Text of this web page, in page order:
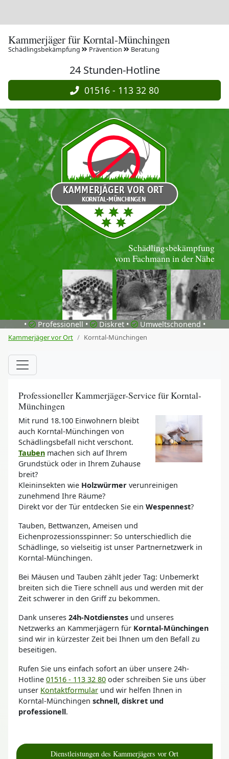
Kammerjäger für Korntal-Münchingen
Schädlingsbekämpfung Prävention Beratung
24 Stunden-Hotline
01516 - 113 32 80
Schädlingsbekämpfung
vom Fachmann in der Nähe
• Professionell • Diskret • Umweltschonend •
Kammerjäger vor Ort Korntal-Münchingen
Professioneller Kammerjäger-Service für Korntal-
Münchingen
Mit rund 18.100 Einwohnern bleibt
auch Korntal-Münchingen von
Schädlingsbefall nicht verschont.
Tauben machen sich auf Ihrem
Grundstück oder in Ihrem Zuhause
breit?
Kleininsekten wie Holzwürmer verunreinigen
zunehmend Ihre Räume?
Direkt vor der Tür entdecken Sie ein Wespennest?
Tauben, Bettwanzen, Ameisen und
Eichenprozessionsspinner: So unterschiedlich die
Schädlinge, so vielseitig ist unser Partnernetzwerk in
Korntal-Münchingen.
Bei Mäusen und Tauben zählt jeder Tag: Unbemerkt
breiten sich die Tiere schnell aus und werden mit der
Zeit schwerer in den Griff zu bekommen.
Dank unseres 24h-Notdienstes und unseres
Netzwerks an Kammerjägern für Korntal-Münchingen
sind wir in kürzester Zeit bei Ihnen um den Befall zu
beseitigen.
Rufen Sie uns einfach sofort an über unsere 24h-
Hotline 01516 - 113 32 80 oder schreiben Sie uns über
unser Kontaktformular und wir helfen Ihnen in
Korntal-Münchingen schnell, diskret und
professionell.
Dienstleistungen des Kammerjägers vor Ort